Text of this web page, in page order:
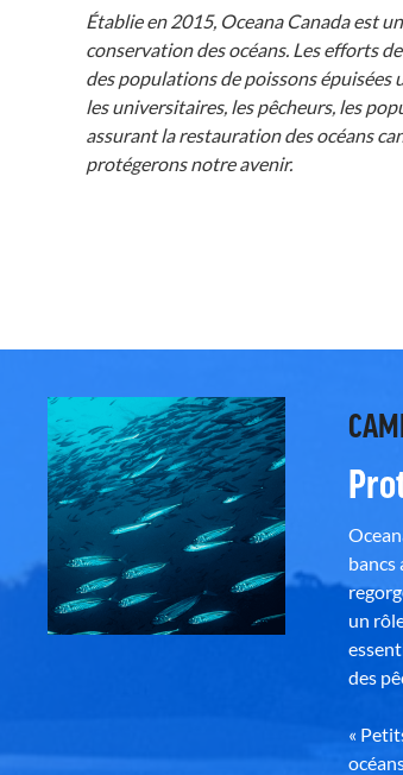
Établie en 2015, Oceana Canada est
conservation des océans. Les efforts
des populations de poissons épuisées
les universitaires, les pêcheurs, les
assurant la restauration des océans
protégerons notre avenir.
bancs
un
des
«